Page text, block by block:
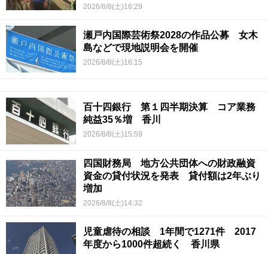
2026/8/8(土)16:29
瀬戸内国際芸術祭2028の作品公募 女木
島などで現地説明会を開催
2026/8/8(土)16:15
百十四銀行 第１四半期決算 コア業務
純益35％増 香川
2026/8/8(土)15:59
四国財務局 地方公共団体への財政融資
資金の貸付状況を発表 貸付額は2年ぶり
増加
2026/8/8(土)14:32
児童虐待の相談 1年間で1271件 2017
年度から1000件超続く 香川県